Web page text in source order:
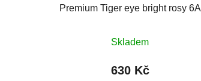
Premium Tiger eye bright rosy 6A
hodnocení
produktu
Skladem
630 Kč